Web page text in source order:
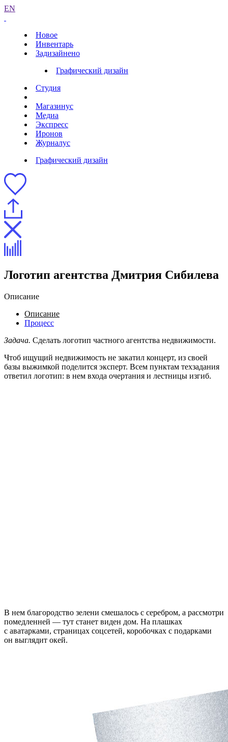
EN
Новое
Инвентарь
Задизайнено
Графический дизайн
Студия
Магазинус
Медиа
Экспресс
Иронов
Журналус
Графический дизайн
Логотип агентства Дмитрия Сибилева
Описание
Описание
Процесс
Задача. Сделать логотип частного агентства недвижимости.
Чтоб ищущий недвижимость не закатил концерт, из своей
базы выжимкой поделится эксперт. Всем пунктам техзадания
ответил логотип: в нем входа очертания и лестницы изгиб.
В нем благородство зелени смешалось с серебром, а рассмотри
помедленней — тут станет виден дом. На плашках
с аватарками, страницах соцсетей, коробочках с подарками
он выглядит окей.